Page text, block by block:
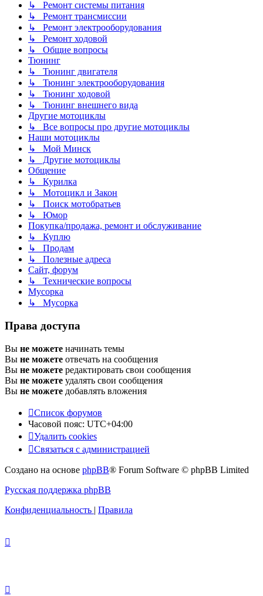
↳ Ремонт системы питания
↳ Ремонт трансмиссии
↳ Ремонт электрооборудования
↳ Ремонт ходовой
↳ Общие вопросы
Тюнинг
↳ Тюнинг двигателя
↳ Тюнинг электрооборудования
↳ Тюнинг ходовой
↳ Тюнинг внешнего вида
Другие мотоциклы
↳ Все вопросы про другие мотоциклы
Наши мотоциклы
↳ Мой Минск
↳ Другие мотоциклы
Общение
↳ Курилка
↳ Мотоцикл и Закон
↳ Поиск мотобратьев
↳ Юмор
Покупка/продажа, ремонт и обслуживание
↳ Куплю
↳ Продам
↳ Полезные адреса
Сайт, форум
↳ Технические вопросы
Мусорка
↳ Мусорка
Права доступа
Вы не можете начинать темы
Вы не можете отвечать на сообщения
Вы не можете редактировать свои сообщения
Вы не можете удалять свои сообщения
Вы не можете добавлять вложения
Список форумов
Часовой пояс: UTC+04:00
Удалить cookies
Связаться с администрацией
Создано на основе phpBB® Forum Software © phpBB Limited
Русская поддержка phpBB
Конфиденциальность | Правила